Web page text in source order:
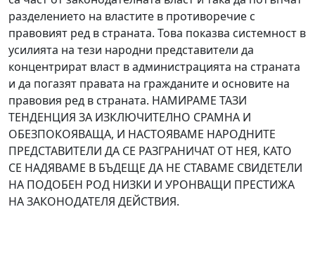
разделението на властите в противоречие с
правовият ред в страната. Това показва системност в
усилията на тези народни представители да
концентрират власт в администрацията на страната
и да погазят правата на гражданите и основите на
правовия ред в страната. НАМИРАМЕ ТАЗИ
ТЕНДЕНЦИЯ ЗА ИЗКЛЮЧИТЕЛНО СРАМНА И
ОБЕЗПОКОЯВАЩА, И НАСТОЯВАМЕ НАРОДНИТЕ
ПРЕДСТАВИТЕЛИ ДА СЕ РАЗГРАНИЧАТ ОТ НЕЯ, КАТО
СЕ НАДЯВАМЕ В БЪДЕЩЕ ДА НЕ СТАВАМЕ СВИДЕТЕЛИ
НА ПОДОБЕН РОД НИЗКИ И УРОНВАЩИ ПРЕСТИЖА
НА ЗАКОНОДАТЕЛЯ ДЕЙСТВИЯ.